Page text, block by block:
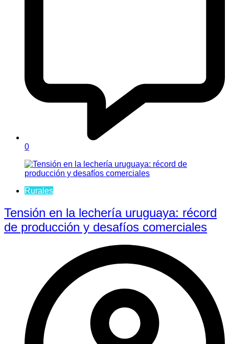
0
Rurales
Tensión en la lechería uruguaya: récord
de producción y desafíos comerciales